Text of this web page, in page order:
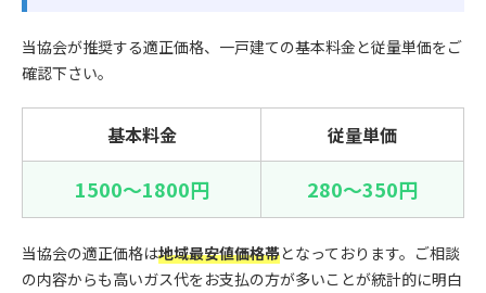
当協会が推奨する適正価格、一戸建ての基本料金と従量単価をご
確認下さい。
基本料金 従量単価
1500〜1800円 280〜350円
当協会の適正価格は地域最安値価格帯となっております。ご相談
の内容からも高いガス代をお支払の方が多いことが統計的に明白